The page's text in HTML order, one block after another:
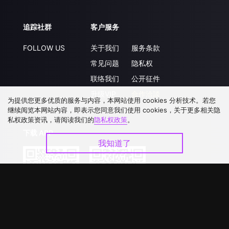
追踪社群
FOLLOW US
客户服务
关于我们
常见问题
联络我们
服务条款
隐私权
公开征件
下载 APP
为提供您更多优质的服务与内容，本网站使用 cookies 分析技术。若您
继续阅览本网站内容，即表示您同意我们使用 cookies，关于更多相关隐
私权政策资讯，请阅读我们的隐私权政策。
我知道了